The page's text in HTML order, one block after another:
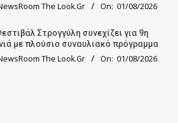
The Look.Gr On: 01/08/2026
Στρογγύλη συνεχίζει για 9η
με πλούσιο συναυλιακό πρόγραμμα
The Look.Gr On: 01/08/2026